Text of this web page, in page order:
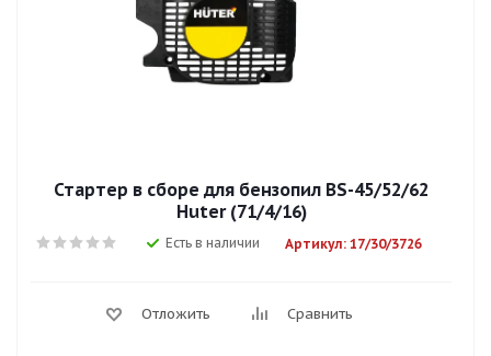
Стартер в сборе для бензопил BS-45/52/62
Huter (71/4/16)
Есть в наличии Артикул: 17/30/3726
Отложить Сравнить